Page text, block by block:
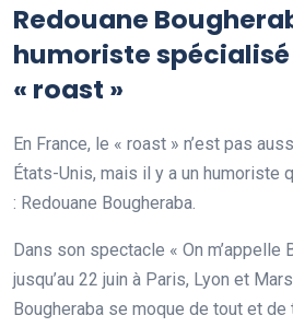
Redouane
humoriste
« roast »
En France, le « roast » n’est pas
États-Unis, mais il y a un humoriste
: Redouane Bougheraba.
Dans son spectacle « On m’appelle
jusqu’au 22 juin à Paris, Lyon et
Bougheraba se moque de tout et de